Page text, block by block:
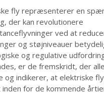
fly repræsenterer en
der kan revolutionere
ved at
og støjniveauer
og regulative
er de fremskridt, der
og indikerer, at elektriske
for de kommende